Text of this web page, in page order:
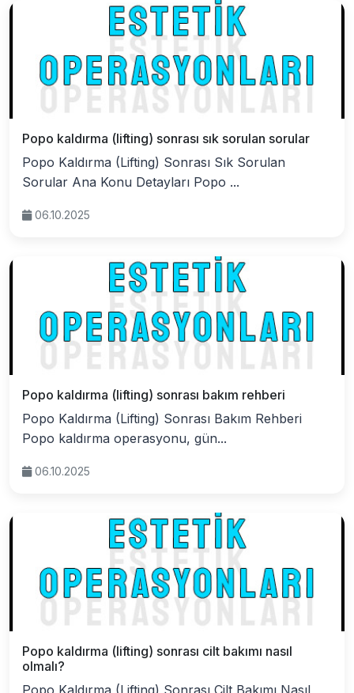
Popo kaldırma (lifting) sonrası sık sorulan sorular
Popo Kaldırma (Lifting) Sonrası Sık Sorulan
Sorular Ana Konu Detayları Popo ...
06.10.2025
Popo kaldırma (lifting) sonrası bakım rehberi
Popo Kaldırma (Lifting) Sonrası Bakım Rehberi
Popo kaldırma operasyonu, gün...
06.10.2025
Popo kaldırma (lifting) sonrası cilt bakımı nasıl
olmalı?
Popo Kaldırma (Lifting) Sonrası Cilt Bakımı Nasıl